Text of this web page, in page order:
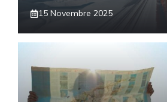
15 Novembre 2025